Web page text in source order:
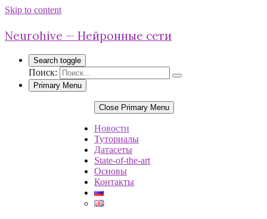
Skip to content
Neurohive — Нейронные сети
Search toggle
Поиск:
Primary Menu
Close Primary Menu
Новости
Туториалы
Датасеты
State-of-the-art
Основы
Контакты